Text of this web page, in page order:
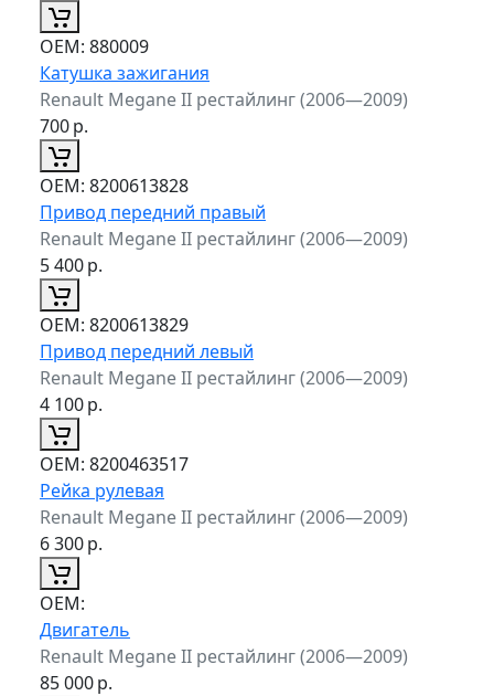
ОЕМ: 880009
Катушка зажигания
Renault Megane II рестайлинг (2006—2009)
700р.
ОЕМ: 8200613828
Привод передний правый
Renault Megane II рестайлинг (2006—2009)
5 400р.
ОЕМ: 8200613829
Привод передний левый
Renault Megane II рестайлинг (2006—2009)
4 100р.
ОЕМ: 8200463517
Рейка рулевая
Renault Megane II рестайлинг (2006—2009)
6 300р.
ОЕМ:
Двигатель
Renault Megane II рестайлинг (2006—2009)
85 000р.